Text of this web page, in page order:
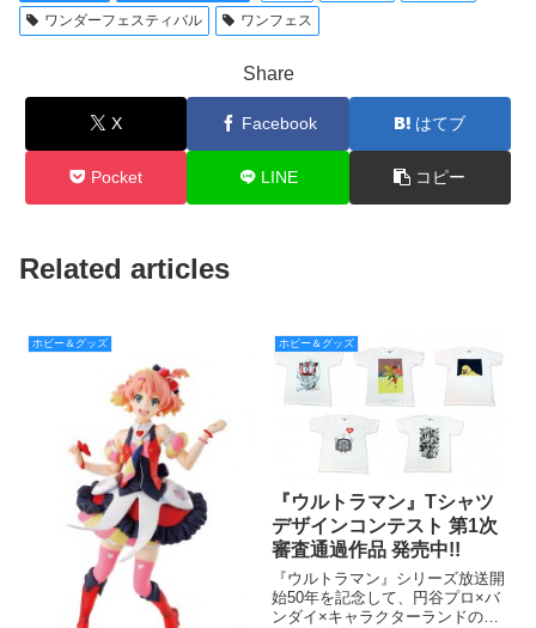
ワンダーフェスティバル
ワンフェス
Share
X Facebook はてブ
Pocket LINE コピー
Related articles
ホビー＆グッズ ホビー＆グッズ
『ウルトラマン』Tシャツ
デザインコンテスト 第1次
審査通過作品 発売中!!
『ウルトラマン』シリーズ放送開
始50年を記念して、円谷プロ×バ
ンダイ×キャラクターランドのコ